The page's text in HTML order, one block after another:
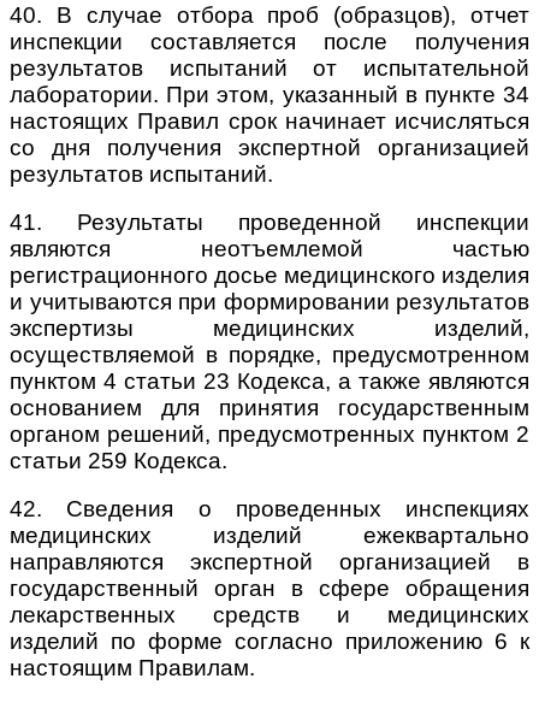
40. В случае отбора проб (образцов), отчет
инспекции составляется после получения
результатов испытаний от испытательной
лаборатории. При этом, указанный в пункте 34
настоящих Правил срок начинает исчисляться
со дня получения экспертной организацией
результатов испытаний.
41. Результаты проведенной инспекции
являются неотъемлемой частью
регистрационного досье медицинского изделия
и учитываются при формировании результатов
экспертизы медицинских изделий,
осуществляемой в порядке, предусмотренном
пунктом 4 статьи 23 Кодекса, а также являются
основанием для принятия государственным
органом решений, предусмотренных пунктом 2
статьи 259 Кодекса.
42. Сведения о проведенных инспекциях
медицинских изделий ежеквартально
направляются экспертной организацией в
государственный орган в сфере обращения
лекарственных средств и медицинских
изделий по форме согласно приложению 6 к
настоящим Правилам.